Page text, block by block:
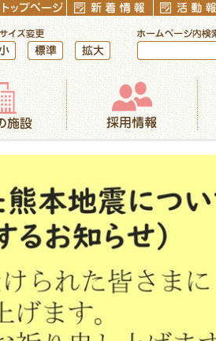
標準
採用情報 ボ